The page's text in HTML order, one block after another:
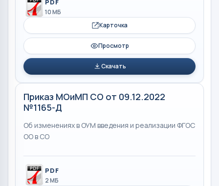
PDF
10 МБ
Карточка
Просмотр
Скачать
Приказ МОиМП СО от 09.12.2022
№1165-Д
Об изменениях в ОУМ введения и реализации ФГОС
ОО в СО
PDF
2 МБ